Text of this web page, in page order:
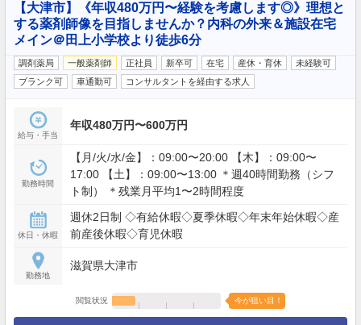
【大津市】《年収480万円〜経験を考慮します◎》理想と
する薬剤師像を目指しませんか？内科の外来＆施設在宅
メイン＠田上小学校より徒歩6分
調剤薬局 一般薬剤師 正社員 新卒可 在宅 産休・育休
未経験可
ブランク可
車通勤可 コンサルタントを経由する求人
給与・手当
年収480万円〜600万円
勤務時間
【月/火/水/金】：09:00〜20:00 【木】：09:00〜
17:00 【土】：09:00〜13:00 ＊週40時間勤務（シフ
ト制） ＊残業月平均1〜2時間程度
休日・休暇
週休2日制 ◇有給休暇◇夏季休暇◇年末年始休暇◇産
前産後休暇◇育児休暇
勤務地
滋賀県大津市
閲覧状況 今が狙い目！